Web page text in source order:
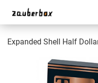
Expanded Shell Half